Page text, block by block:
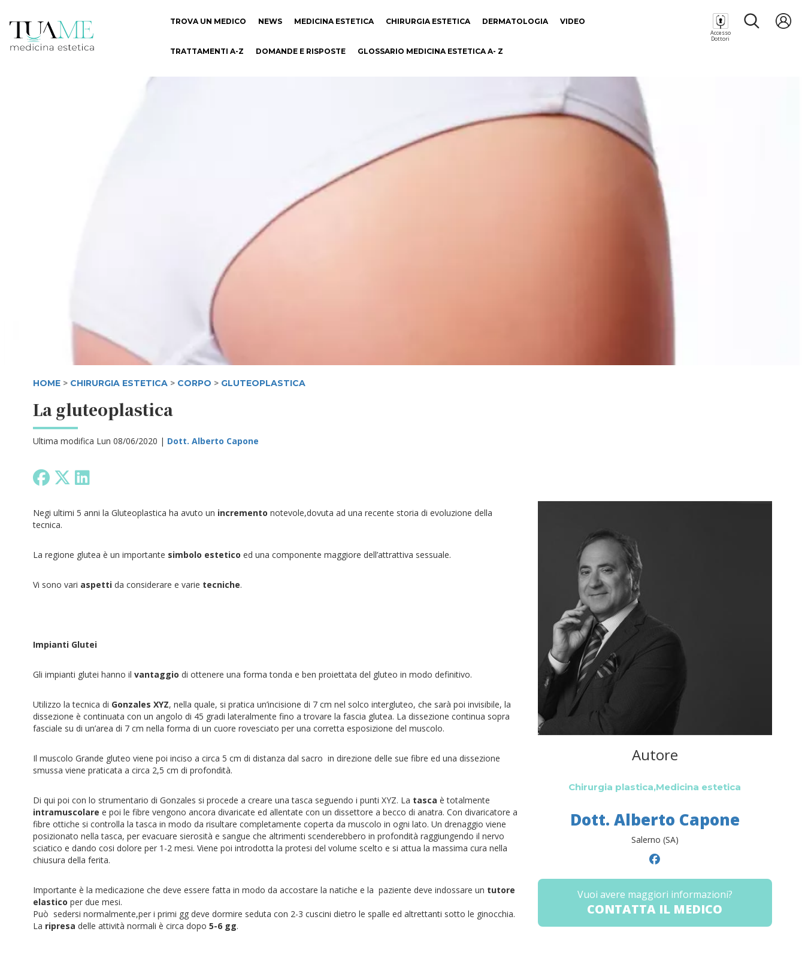
TROVA UN MEDICO NEWS MEDICINA ESTETICA CHIRURGIA ESTETICA DERMATOLOGIA VIDEO
TRATTAMENTI A-Z DOMANDE E RISPOSTE GLOSSARIO MEDICINA ESTETICA A- Z
Accesso
Dottori
HOME > CHIRURGIA ESTETICA > CORPO > GLUTEOPLASTICA
La gluteoplastica
Ultima modifica Lun 08/06/2020 | Dott. Alberto Capone
Negi ultimi 5 anni la Gluteoplastica ha avuto un incremento notevole,dovuta ad una recente storia di evoluzione della
tecnica.
La regione glutea è un importante simbolo estetico ed una componente maggiore dell’attrattiva sessuale.
Vi sono vari aspetti da considerare e varie tecniche.
Impianti Glutei
Gli impianti glutei hanno il vantaggio di ottenere una forma tonda e ben proiettata del gluteo in modo definitivo.
Utilizzo la tecnica di Gonzales XYZ, nella quale, si pratica un’incisione di 7 cm nel solco intergluteo, che sarà poi invisibile, la
dissezione è continuata con un angolo di 45 gradi lateralmente fino a trovare la fascia glutea. La dissezione continua sopra
fasciale su di un’area di 7 cm nella forma di un cuore rovesciato per una corretta esposizione del muscolo.
Il muscolo Grande gluteo viene poi inciso a circa 5 cm di distanza dal sacro in direzione delle sue fibre ed una dissezione
smussa viene praticata a circa 2,5 cm di profondità.
Di qui poi con lo strumentario di Gonzales si procede a creare una tasca seguendo i punti XYZ. La tasca è totalmente
intramuscolare e poi le fibre vengono ancora divaricate ed allentate con un dissettore a becco di anatra. Con divaricatore a
fibre ottiche si controlla la tasca in modo da risultare completamente coperta da muscolo in ogni lato. Un drenaggio viene
posizionato nella tasca, per evacuare sierosità e sangue che altrimenti scenderebbero in profondità raggiungendo il nervo
sciatico e dando cosi dolore per 1-2 mesi. Viene poi introdotta la protesi del volume scelto e si attua la massima cura nella
chiusura della ferita.
Importante è la medicazione che deve essere fatta in modo da accostare la natiche e la paziente deve indossare un tutore
elastico per due mesi.
Può sedersi normalmente,per i primi gg deve dormire seduta con 2-3 cuscini dietro le spalle ed altrettanti sotto le ginocchia.
La ripresa delle attività normali è circa dopo 5-6 gg.
Autore
Chirurgia plastica,Medicina estetica
Dott. Alberto Capone
Salerno (SA)
Vuoi avere maggiori informazioni?
CONTATTA IL MEDICO